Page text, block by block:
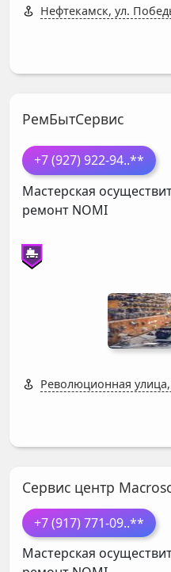
Нефтекамск, ул.
РемБытСервис
+7 (927) 922-94..**
Мастерская
ремонт NOMI
Революционная
Сервис центр
+7 (917) 771-09..**
Мастерская